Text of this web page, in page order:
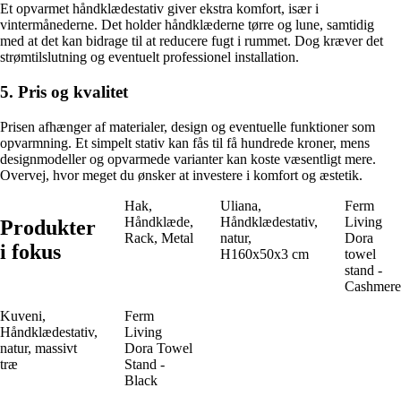
Et opvarmet håndklædestativ giver ekstra komfort, især i
vintermånederne. Det holder håndklæderne tørre og lune, samtidig
med at det kan bidrage til at reducere fugt i rummet. Dog kræver det
strømtilslutning og eventuelt professionel installation.
5. Pris og kvalitet
Prisen afhænger af materialer, design og eventuelle funktioner som
opvarmning. Et simpelt stativ kan fås til få hundrede kroner, mens
designmodeller og opvarmede varianter kan koste væsentligt mere.
Overvej, hvor meget du ønsker at investere i komfort og æstetik.
Produkter
i fokus
Hak,
Håndklæde,
Rack, Metal
Uliana,
Håndklædestativ,
natur,
H160x50x3 cm
Ferm
Living
Dora
towel
stand -
Cashmere
Kuveni,
Håndklædestativ,
natur, massivt
træ
Ferm
Living
Dora Towel
Stand -
Black